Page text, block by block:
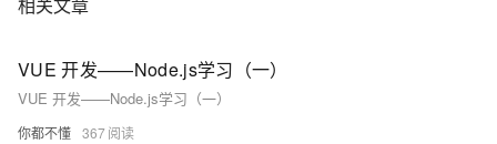
相关文章
VUE 开发——Node.js学习（一）
VUE 开发——Node.js学习（一）
你都不懂 367